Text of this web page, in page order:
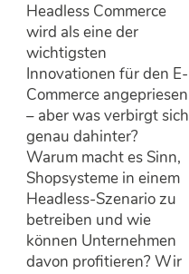
Headless Commerce
wird als eine der
wichtigsten
Innovationen für den E-
Commerce angepriesen
– aber was verbirgt sich
genau dahinter?
Warum macht es Sinn,
Shopsysteme in einem
Headless-Szenario zu
betreiben und wie
können Unternehmen
davon profitieren? Wir